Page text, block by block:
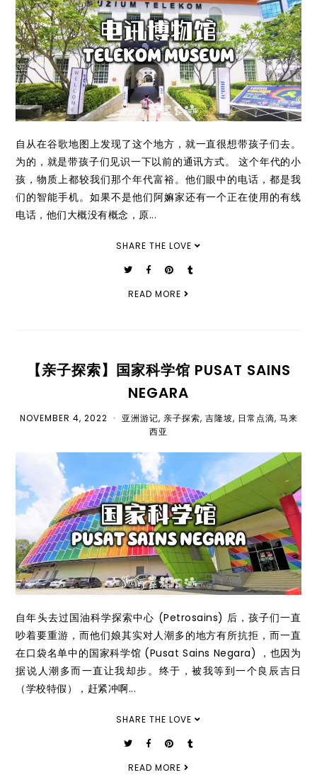
自从在谷歌地图上发现了这个地方，就一直很想带孩子们去。
为的，就是带孩子们见识一下以前的通讯方式。 这个年代的小
孩，物质上都较我们那个年代富裕。他们眼中的电话，都是我
们的智能手机。如果不是他们阿嫲家还有一个正在使用的有线
电话，他们大概没有概念，原...
SHARE THE LOVE
READ MORE
【亲子探索】国家科学馆 PUSAT SAINS
NEGARA
NOVEMBER 4, 2022 • 亚洲游记, 亲子探索, 吉隆坡, 日常点滴, 马来
西亚
自年头去过国油科学探索中心 (Petrosains) 后，孩子们一直
吵着要重游，而他们娘其实对人潮多的地方有所抗拒，而一直
在口袋名单中的国家科学馆 (Pusat Sains Negara) ，也因为
据说人潮多而一直让我却步。终于，被我等到一个良辰吉日
（学校特假），赶紧冲啊...
SHARE THE LOVE
READ MORE